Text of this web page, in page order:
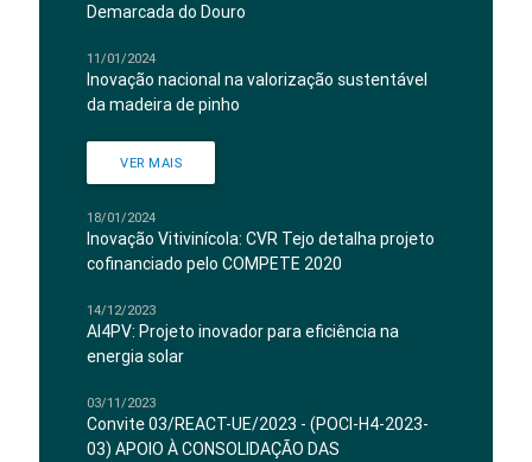
Demarcada do Douro
11/01/2024
Inovação nacional na valorização sustentável
da madeira de pinho
VER MAIS
18/01/2024
Inovação Vitivinícola: CVR Tejo detalha projeto
cofinanciado pelo COMPETE 2020
14/12/2023
AI4PV: Projeto inovador para eficiência na
energia solar
03/11/2023
Convite 03/REACT-UE/2023 - (POCI-H4-2023-
03) APOIO À CONSOLIDAÇÃO DAS